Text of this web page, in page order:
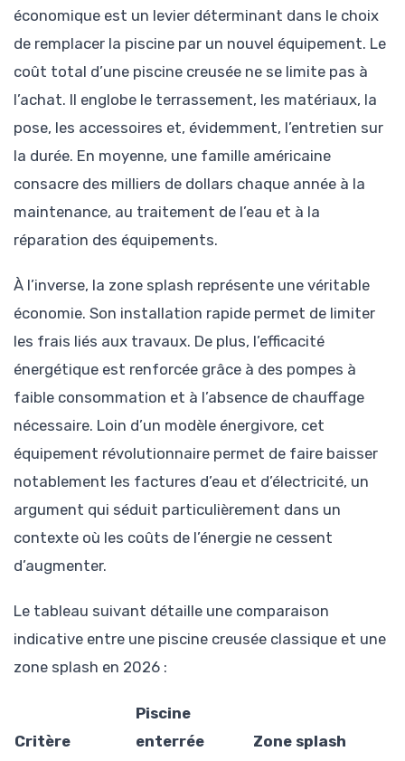
économique est un levier déterminant dans le choix
de remplacer la piscine par un nouvel équipement. Le
coût total d’une piscine creusée ne se limite pas à
l’achat. Il englobe le terrassement, les matériaux, la
pose, les accessoires et, évidemment, l’entretien sur
la durée. En moyenne, une famille américaine
consacre des milliers de dollars chaque année à la
maintenance, au traitement de l’eau et à la
réparation des équipements.
À l’inverse, la zone splash représente une véritable
économie. Son installation rapide permet de limiter
les frais liés aux travaux. De plus, l’efficacité
énergétique est renforcée grâce à des pompes à
faible consommation et à l’absence de chauffage
nécessaire. Loin d’un modèle énergivore, cet
équipement révolutionnaire permet de faire baisser
notablement les factures d’eau et d’électricité, un
argument qui séduit particulièrement dans un
contexte où les coûts de l’énergie ne cessent
d’augmenter.
Le tableau suivant détaille une comparaison
indicative entre une piscine creusée classique et une
zone splash en 2026 :
Critère
Piscine
enterrée
Zone splash